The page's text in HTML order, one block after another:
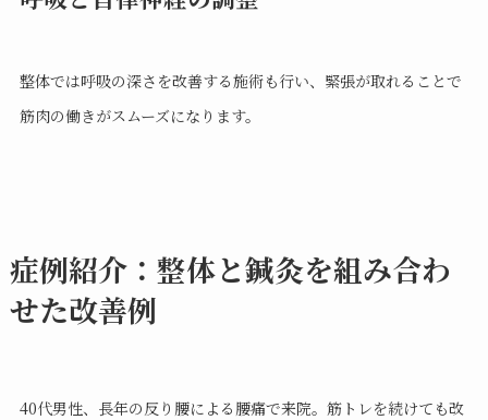
整体では呼吸の深さを改善する施術も行い、緊張が取れることで
筋肉の働きがスムーズになります。
症例紹介：整体と鍼灸を組み合わ
せた改善例
40代男性、長年の反り腰による腰痛で来院。筋トレを続けても改